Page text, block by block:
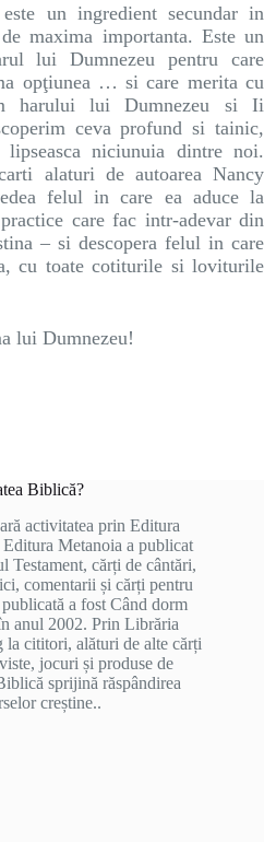
un ingredient secundar in
maxima importanta. Este un
lui Dumnezeu pentru care
opţiunea … si care merita cu
harului lui Dumnezeu si Ii
ceva profund si tainic,
niciunuia dintre noi.
alaturi de autoarea Nancy
felul in care ea aduce la
care fac intr-adevar din
– si descopera felul in care
cu toate cotiturile si loviturile
lui Dumnezeu!
Biblică?
activitatea prin Editura
Metanoia a publicat
cărți de cântări,
comentarii și cărți pentru
a fost Când dorm
anul 2002. Prin Librăria
la cititori, alături de alte cărți
jocuri și produse de
sprijină răspândirea
creștine..